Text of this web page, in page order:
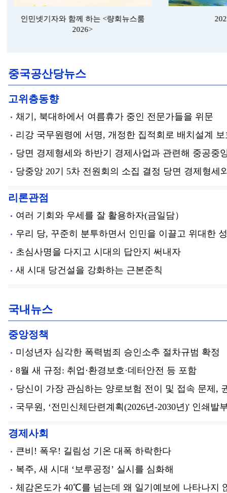
인민넷기자와 함께 하는 <량회뉴스룸
2026>
중국공산당뉴스
고위층동향
채기, 북대하에서 여름휴가 중인 전문가들을 위문
리강 국무원령에 서명, 개정한 집적회로 배치설계
당면 경제형세와 하반기 경제사업과 관련해 중공중
당중앙 20기 5차 전원회의 소집 결정 당면 경제형세
리론관점
여러 기회와 우세를 잘 활용하자(금일담）
우리 당, 꾸준히 분투하면서 인민을 이끌고 위대한
초심사명을 다지고 시대의 답안지 써내자
새 시대 당건설을 강화하는 근본준칙
국내뉴스
중앙정책
미성년자 심각한 폭력범죄 승인소추 절차규범 확정
8월 새 규정: 취업·환경보호·데터안전 등 포함
당신이 가장 관심하는 양로보험 전이 및 접속 문제,
국무원, ‘전민신체단련계획(2026년-2030년)' 인쇄발
경제사회
큰비! 폭우! 길림성 기온 대폭 하락한다
복주, 새 시대 ‘보루공정’ 실시를 심화해
체감온도가 40℃를 넘는데 왜 일기예보에 나타나지